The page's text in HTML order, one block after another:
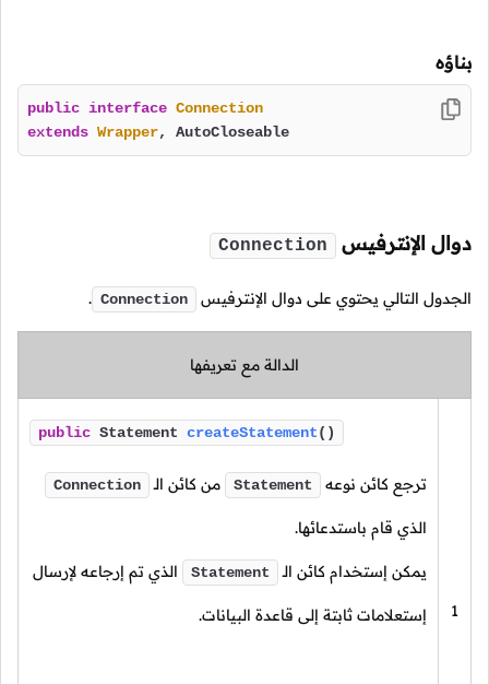
بناؤه
public interface Connection
extends Wrapper, AutoCloseable
دوال الإنترفيس Connection
الجدول التالي يحتوي على دوال الإنترفيس Connection
.
الدالة مع تعريفها
1
public Statement createStatement()
ترجع كائن نوعه Statement من كائن الـ Connection
الذي قام باستدعائها.
يمكن إستخدام كائن الـ Statement الذي تم إرجاعه لإرسال
إستعلامات ثابتة إلى قاعدة البيانات.